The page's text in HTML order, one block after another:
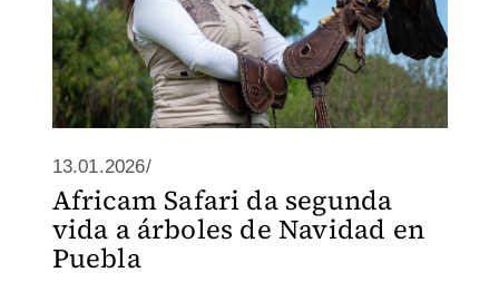
13.01.2026/
Africam Safari da segunda
vida a árboles de Navidad en
Puebla